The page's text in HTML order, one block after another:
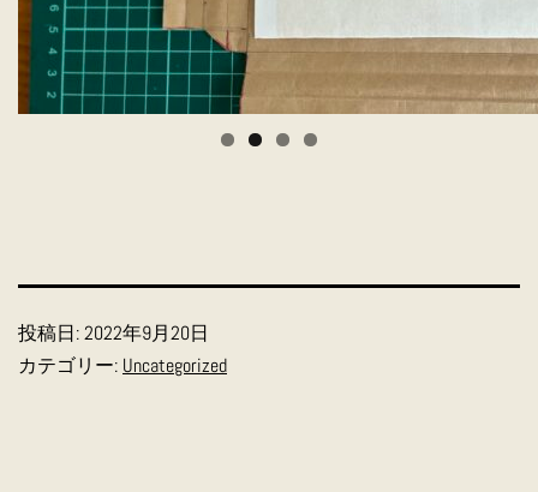
投稿日:2022年9月20日
カテゴリー: Uncategorized